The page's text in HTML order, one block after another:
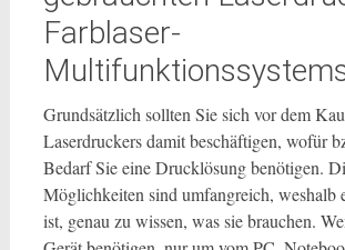
Farblaser-
Grundsätzlich sollten Sie sich vor dem
Laserdruckers damit beschäftigen, wofür
Bedarf Sie eine Drucklösung benötigen.
Möglichkeiten sind umfangreich, weshalb
ist, genau zu wissen, was sie brauchen.